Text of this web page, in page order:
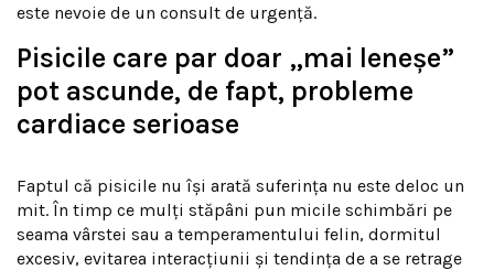
este nevoie de un consult de urgență.
Pisicile care par doar „mai leneșe”
pot ascunde, de fapt, probleme
cardiace serioase
Faptul că pisicile nu își arată suferința nu este deloc un
mit. În timp ce mulți stăpâni pun micile schimbări pe
seama vârstei sau a temperamentului felin, dormitul
excesiv, evitarea interacțiunii și tendința de a se retrage